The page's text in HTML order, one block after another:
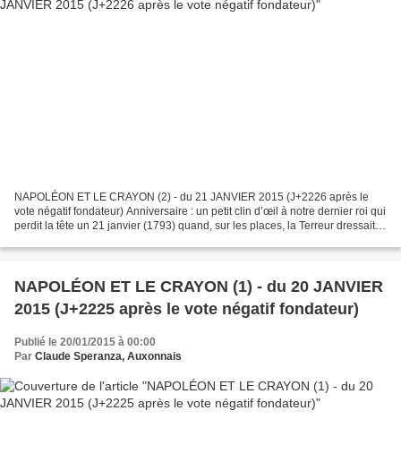
NAPOLÉON ET LE CRAYON (2) - du 21 JANVIER 2015 (J+2226 après le
vote négatif fondateur) Anniversaire : un petit clin d’œil à notre dernier roi qui
perdit la tête un 21 janvier (1793) quand, sur les places, la Terreur dressait
NAPOLÉON ET LE CRAYON (1) - du 20 JANVIER
2015 (J+2225 après le vote négatif fondateur)
Publié le 20/01/2015 à 00:00
Par Claude Speranza, Auxonnais